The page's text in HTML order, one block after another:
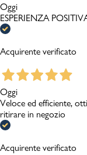
Oggi
ESPERIENZA
Acquirente verificato
Oggi
Veloce ed efficiente,
ritirare in negozio
Acquirente verificato